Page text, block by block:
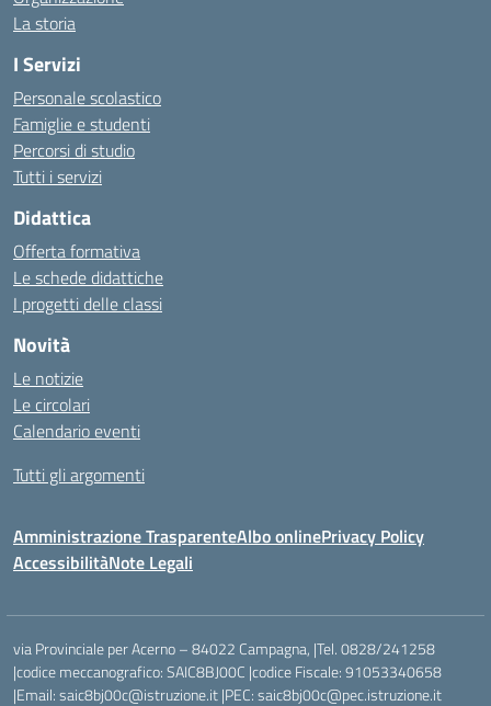
La storia
I Servizi
Personale scolastico
Famiglie e studenti
Percorsi di studio
Tutti i servizi
Didattica
Offerta formativa
Le schede didattiche
I progetti delle classi
Novità
Le notizie
Le circolari
Calendario eventi
Tutti gli argomenti
Amministrazione TrasparenteAlbo onlinePrivacy Policy
AccessibilitàNote Legali
via Provinciale per Acerno – 84022 Campagna, |Tel. 0828/241258
|codice meccanografico: SAIC8BJ00C |codice Fiscale: 91053340658
|Email: saic8bj00c@istruzione.it |PEC: saic8bj00c@pec.istruzione.it